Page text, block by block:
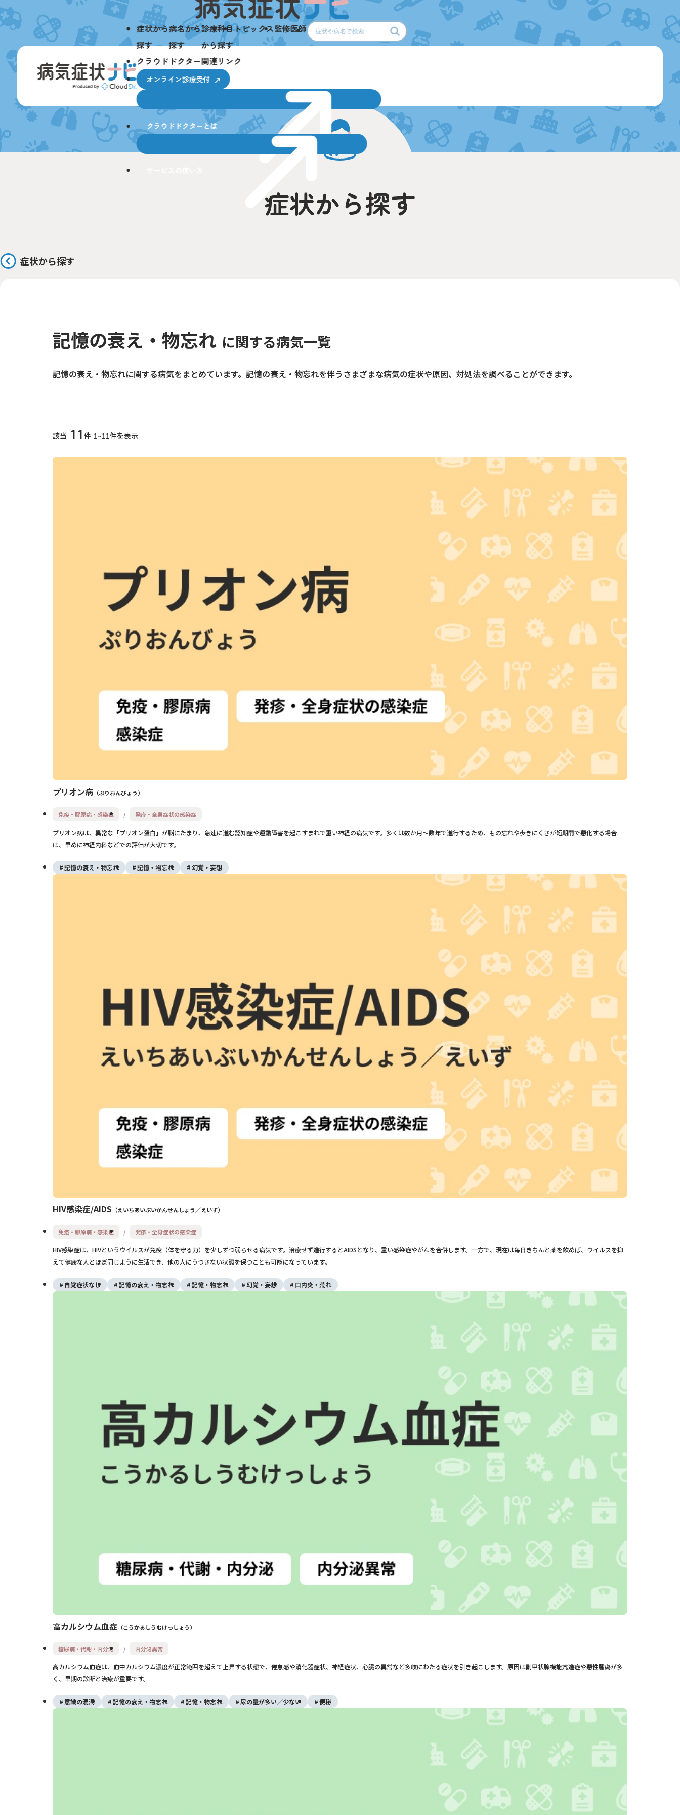
症状から
探す
病名から
探す
診療科目
から探す
トピックス監修医師
クラウドドクター関連リンク
オンライン診療受付
クラウドドクターとは
症状から探す
症状から探す
記憶の衰え・物忘れ に関する病気一覧
記憶の衰え・物忘れに関する病気をまとめています。記憶の衰え・物忘れを伴うさまざまな病気の症状や原因、対処法を調べることができます。
該当 11 件 1~11件を表示
プリオン病 ぷりおんびょう
免疫・膠原病・感染症 発疹・全身症状の感染症
プリオン病は、異常な「プリオン蛋白」が脳にたまり、急速に進む認知症や運動障害を起こすまれで重い神経の病気です。多くは数か月〜数年で進行するため、もの忘れや歩きにくさが短期間で悪化する場合
は、早めに神経内科などでの評価が大切です。
記憶の衰え・物忘れ 記憶・物忘れ 幻覚・妄想
HIV感染症/AIDS えいちあいぶいかんせんしょう／えいず
免疫・膠原病・感染症 発疹・全身症状の感染症
HIV感染症は、HIVというウイルスが免疫（体を守る力）を少しずつ弱らせる病気です。治療せず進行するとAIDSとなり、重い感染症やがんを合併します。一方で、現在は毎日きちんと薬を飲めば、ウイルスを抑
えて健康な人とほぼ同じように生活でき、他の人にうつさない状態を保つことも可能になっています。
自覚症状なし 記憶の衰え・物忘れ 記憶・物忘れ 幻覚・妄想 口内炎・荒れ
高カルシウム血症 こうかるしうむけっしょう
糖尿病・代謝・内分泌 内分泌異常
高カルシウム血症は、血中カルシウム濃度が正常範囲を超えて上昇する状態で、倦怠感や消化器症状、神経症状、心臓の異常など多岐にわたる症状を引き起こします。原因は副甲状腺機能亢進症や悪性腫瘍が多
く、早期の診断と治療が重要です。
意識の混濁 記憶の衰え・物忘れ 記憶・物忘れ 尿の量が多い／少ない 便秘